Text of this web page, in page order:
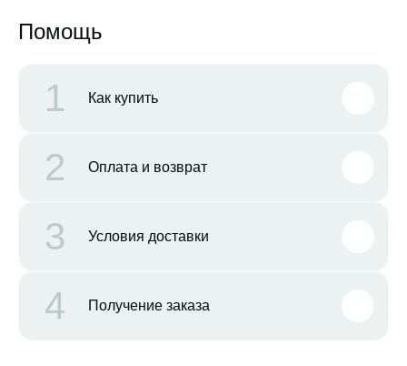
Помощь
1 Как купить
2 Оплата и возврат
3 Условия доставки
4 Получение заказа